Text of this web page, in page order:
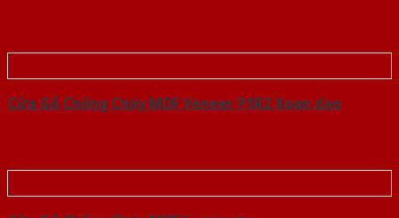
Cửa Gỗ Chống Cháy MDF Veneer P1R2 Xoan dao